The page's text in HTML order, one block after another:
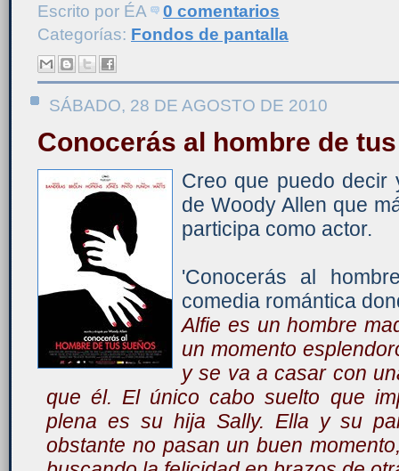
Escrito por ÉA
0 comentarios
Categorías: Fondos de pantalla
SÁBADO, 28 DE AGOSTO DE 2010
Conocerás al hombre de
Creo que puedo decir
de Woody Allen que
participa como actor.
'Conocerás al
comedia romántica
Alfie es un hombre
un momento
y se va a casar con
que él. El único cabo suelto que
plena es su hija Sally. Ella y su
obstante no pasan un buen